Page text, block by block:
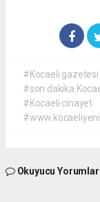
#Kocaeli gazetesi
#son dakika
#Kocaeli cinayet
Okuyucu